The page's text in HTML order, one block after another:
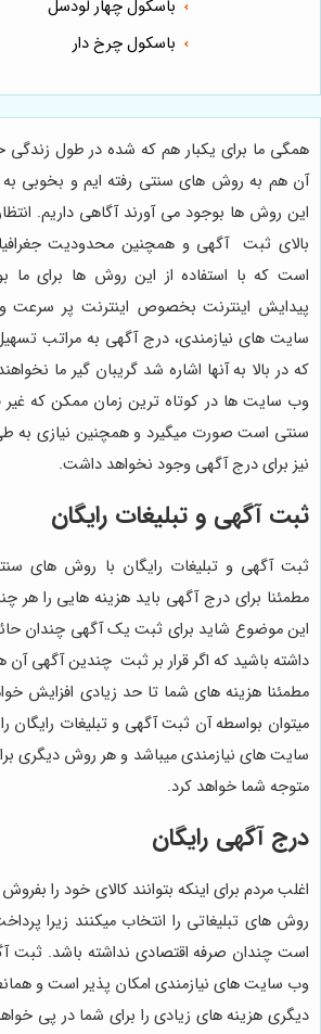
همگی ما برای یکبار هم که شده در طول
آن هم به روش های سنتی رفته ایم و بخوبی
این روش ها بوجود می آورند آگاهی داریم.
بالای ثبت آگهی و همچنین محدودیت
است که با استفاده از این روش ها برای ما
پیدایش اینترنت بخصوص اینترنت پر سرعت
سایت های نیازمندی، درج آگهی به مراتب
که در بالا به آنها اشاره شد گریبان گیر ما
وب سایت ها در کوتاه ترین زمان ممکن که
سنتی است صورت میگیرد و همچنین نیازی به
نیز برای درج آگهی وجود نخواهد داشت.
ثبت آگهی و تبلیغات رایگان
ثبت آگهی و تبلیغات رایگان با روش های
مطمئنا برای درج آگهی باید هزینه هایی را هر
این موضوع شاید برای ثبت یک آگهی چندان
داشته باشید که اگر قرار بر ثبت چندین آگهی آن
مطمئنا هزینه های شما تا حد زیادی افزایش
میتوان بواسطه آن ثبت آگهی و تبلیغات رایگان
سایت های نیازمندی میباشد و هر روش دیگری
متوجه شما خواهد کرد.
درج آگهی رایگان
اغلب مردم برای اینکه بتوانند کالای خود را بفروش
روش های تبلیغاتی را انتخاب میکنند زیرا
است چندان صرفه اقتصادی نداشته باشد. ثبت
وب سایت های نیازمندی امکان پذیر است و
دیگری هزینه های زیادی را برای شما در پی